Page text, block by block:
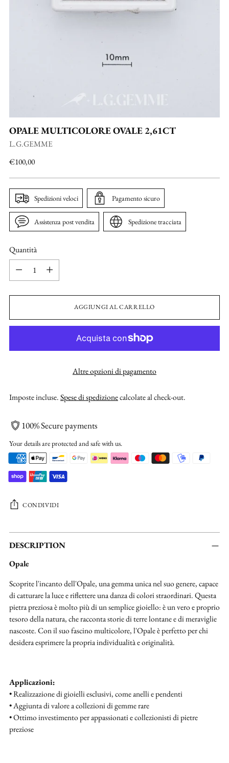
OPALE MULTICOLORE OVALE 2,61CT
L.G.GEMME
Prezzo
€100,00
Spedizioni veloci Pagamento sicuro
Assistenza post vendita Spedizione tracciata
Quantità
Quantità
AGGIUNGI AL CARRELLO
Altre opzioni di pagamento
Imposte incluse.Spese di spedizionecalcolate al check-out.
100% Secure payments
Your details are protected and safe with us.
CONDIVIDI
Aggiungere
un
al
carrello...
DESCRIPTION
Opale
Scoprite l'incanto dell'Opale, una gemma unica nel suo genere, capace
di catturare la luce e riflettere una danza di colori straordinari. Questa
pietra preziosa è molto più di un semplice gioiello: è un vero e proprio
tesoro della natura, che racconta storie di terre lontane e di meraviglie
nascoste. Con il suo fascino multicolore, l'Opale è perfetto per chi
desidera esprimere la propria individualità e originalità.
Applicazioni:
• Realizzazione di gioielli esclusivi, come anelli e pendenti
• Aggiunta di valore a collezioni di gemme rare
• Ottimo investimento per appassionati e collezionisti di pietre
preziose